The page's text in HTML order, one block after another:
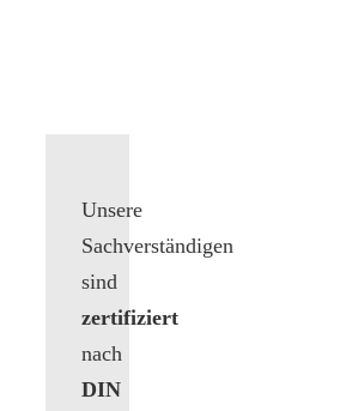
Unsere
Sachverständigen
sind
zertifiziert
nach
DIN